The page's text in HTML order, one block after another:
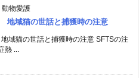
動物愛護
地域猫の世話と捕獲時の注意
域猫の世話と捕獲時の注意 SFTSの注
熱 ...